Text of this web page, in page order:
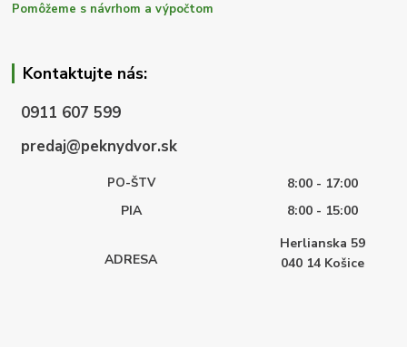
Pomôžeme s návrhom a výpočtom
Kontaktujte nás:
0911 607 599
predaj@peknydvor.sk
PO-ŠTV
8:00 - 17:00
PIA
8:00 - 15:00
ADRESA
Herlianska 59
040 14 Košice